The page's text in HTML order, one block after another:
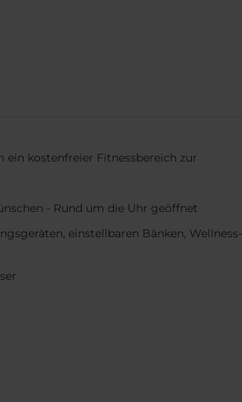
ein kostenfreier Fitnessbereich zur
- Rund um die Uhr geöffnet
einstellbaren Bänken, Wellness-